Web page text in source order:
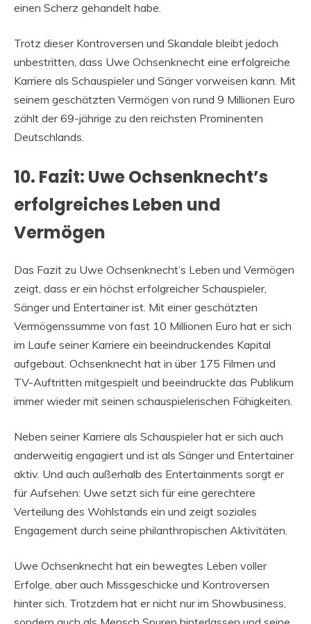
einen Scherz gehandelt habe.
Trotz dieser Kontroversen und Skandale bleibt jedoch
unbestritten, dass Uwe Ochsenknecht eine erfolgreiche
Karriere als Schauspieler und Sänger vorweisen kann. Mit
seinem geschätzten Vermögen von rund 9 Millionen Euro
zählt der 69-jährige zu den reichsten Prominenten
Deutschlands.
10. Fazit: Uwe Ochsenknecht’s
erfolgreiches Leben und
Vermögen
Das Fazit zu Uwe Ochsenknecht’s Leben und Vermögen
zeigt, dass er ein höchst erfolgreicher Schauspieler,
Sänger und Entertainer ist. Mit einer geschätzten
Vermögenssumme von fast 10 Millionen Euro hat er sich
im Laufe seiner Karriere ein beeindruckendes Kapital
aufgebaut. Ochsenknecht hat in über 175 Filmen und
TV-Auftritten mitgespielt und beeindruckte das Publikum
immer wieder mit seinen schauspielerischen Fähigkeiten.
Neben seiner Karriere als Schauspieler hat er sich auch
anderweitig engagiert und ist als Sänger und Entertainer
aktiv. Und auch außerhalb des Entertainments sorgt er
für Aufsehen: Uwe setzt sich für eine gerechtere
Verteilung des Wohlstands ein und zeigt soziales
Engagement durch seine philanthropischen Aktivitäten.
Uwe Ochsenknecht hat ein bewegtes Leben voller
Erfolge, aber auch Missgeschicke und Kontroversen
hinter sich. Trotzdem hat er nicht nur im Showbusiness,